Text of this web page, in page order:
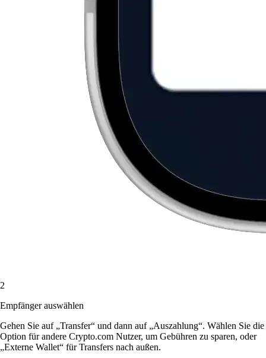
2
Empfänger auswählen
Gehen Sie auf „Transfer“ und dann auf „Auszahlung“. Wählen Sie die
Option für andere Crypto.com Nutzer, um Gebühren zu sparen, oder
„Externe Wallet“ für Transfers nach außen.